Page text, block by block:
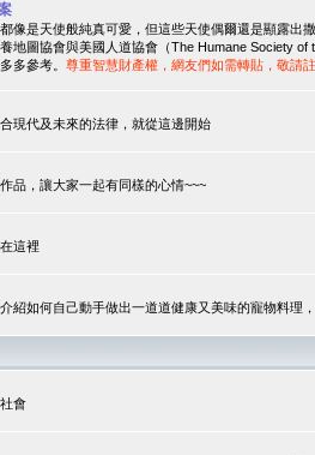
像是天使般純真可愛，但這些天使偶爾還是顯露出
地圖協會與美國人道協會（The Humane Society
多參考。 尊重智慧財產權，網友們如需轉貼，敬請
現代及未來的法律，就從這邊開始
品，讓大家一起有同樣的心情~~~
這裡
紹如何自己動手做出一道道健康又美味的寵物料理
會